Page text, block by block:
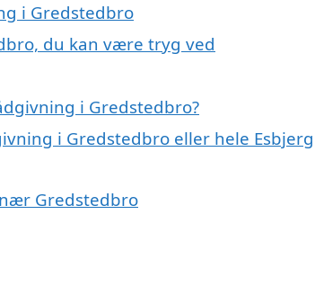
i Gredstedbro
du kan være tryg ved
i Gredstedbro?
i Gredstedbro eller hele Esbjerg
Gredstedbro